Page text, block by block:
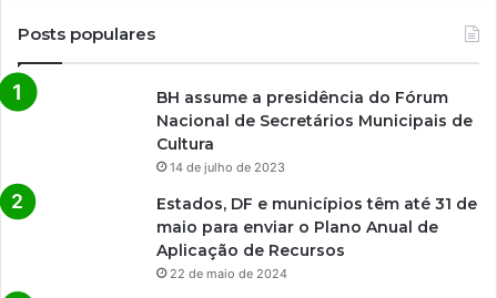
Posts populares
BH assume a presidência do Fórum
Nacional de Secretários Municipais de
Cultura
14 de julho de 2023
Estados, DF e municípios têm até 31 de
maio para enviar o Plano Anual de
Aplicação de Recursos
22 de maio de 2024